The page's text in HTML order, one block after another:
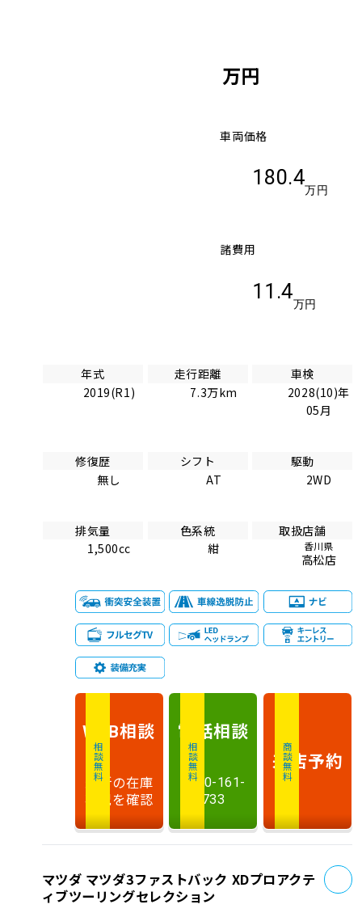
万円
車両価格
180.4
万円
諸費用
11.4
万円
年式
2019(R1)
走行距離
7.3万km
車検
2028(10)年
05月
修復歴
無し
シフト
AT
駆動
2WD
排気量
1,500cc
色系統
紺
取扱店舗
香川県
高松店
相談無料
WEB相談
最新の在庫
状況を確認
相談無料
電話相談
0120-161-
733
商談無料
来店予約
マツダ マツダ3ファストバック XDプロアクテ
ィブツーリングセレクション